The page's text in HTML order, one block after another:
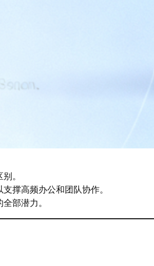
。
撑高频办公和团队协作。
部潜力。